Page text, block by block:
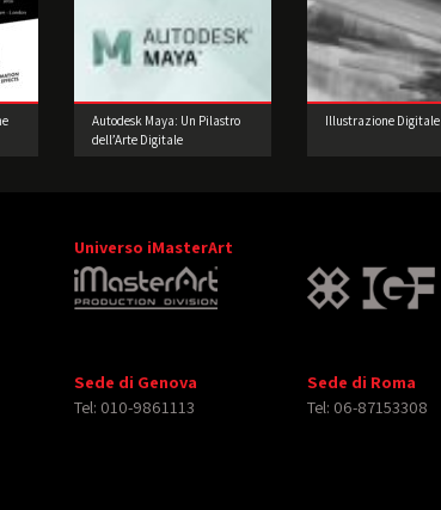
Autodesk Maya: Un Pilastro
dell’Arte Digitale
Illustrazione Digitale
Universo iMasterArt
Sede di Genova
Tel: 010-9861113
Sede di Roma
Tel: 06-87153308